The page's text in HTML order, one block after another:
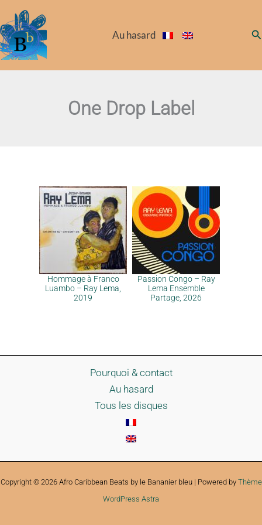
au
contenu
Au hasard
One Drop Label
Hommage à Franco
Luambo – Ray Lema,
2019
Passion Congo – Ray
Lema Ensemble
Partage, 2026
Pourquoi & contact
Au hasard
Tous les disques
Copyright © 2026 Afro Caribbean Beats by le Bananier bleu | Powered by Thème
WordPress Astra